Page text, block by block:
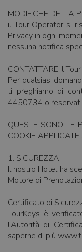
MODIFICHE DELLA
il Tour Operator si
Privacy in ogni
nessuna notifica
CONTATTARE il
Per qualsiasi
ti preghiamo di
4450734 o
QUESTE SONO LE
COOKIE
1. SICUREZZA
Il nostro Hotel ha
Motore di
Certificato di
TourKeys è
l'Autorità di
saperne di più